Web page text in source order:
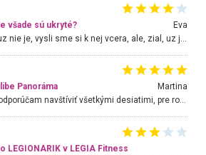
všade sú ukryté?
Eva
Panoráma
Martina
Nádherné miesto ktoré odporúčam navštíviť všetkými desiatimi, pre rodiny s deťmi, dôchodcom... Proste a jednoducho ozaj rozprávkový les.. určite ešte prídeme. Odniesli sme si na pamiatku krásne tričká,
v LEGIA Fitness